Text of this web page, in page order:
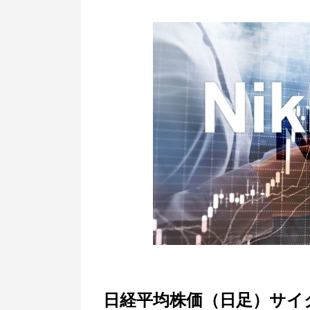
日経平均株価（日足）サ